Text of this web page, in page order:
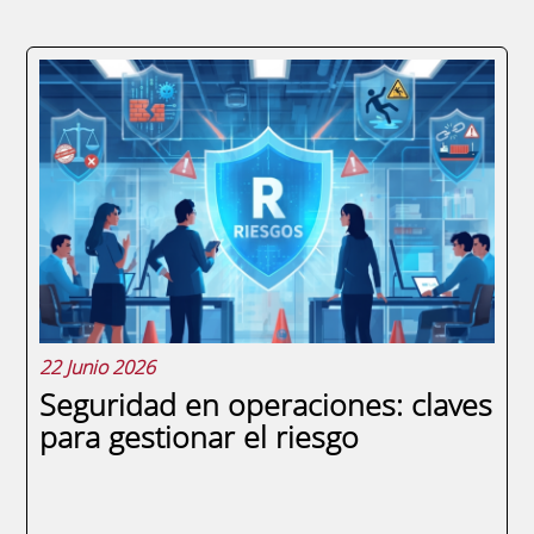
Si alguna vez te has dicho "me gustaría
emprender, pero me falta experiencia real",
el Erasmus para jóvenes emprendedores
puede ser exactamente lo que estás
buscando. No es un viaje de estudios ni un
curso online con certificado bonito. Es
aprender...
22 Junio 2026
Seguridad en operaciones: claves
para gestionar el riesgo